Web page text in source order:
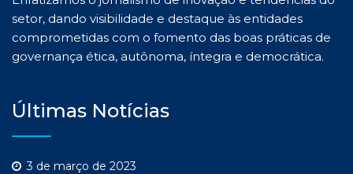
setor, dando visibilidade e destaque às entidades
comprometidas com o fomento das boas práticas de
governança ética, autônoma, íntegra e democrática.
Últimas Notícias
3 de março de 2023